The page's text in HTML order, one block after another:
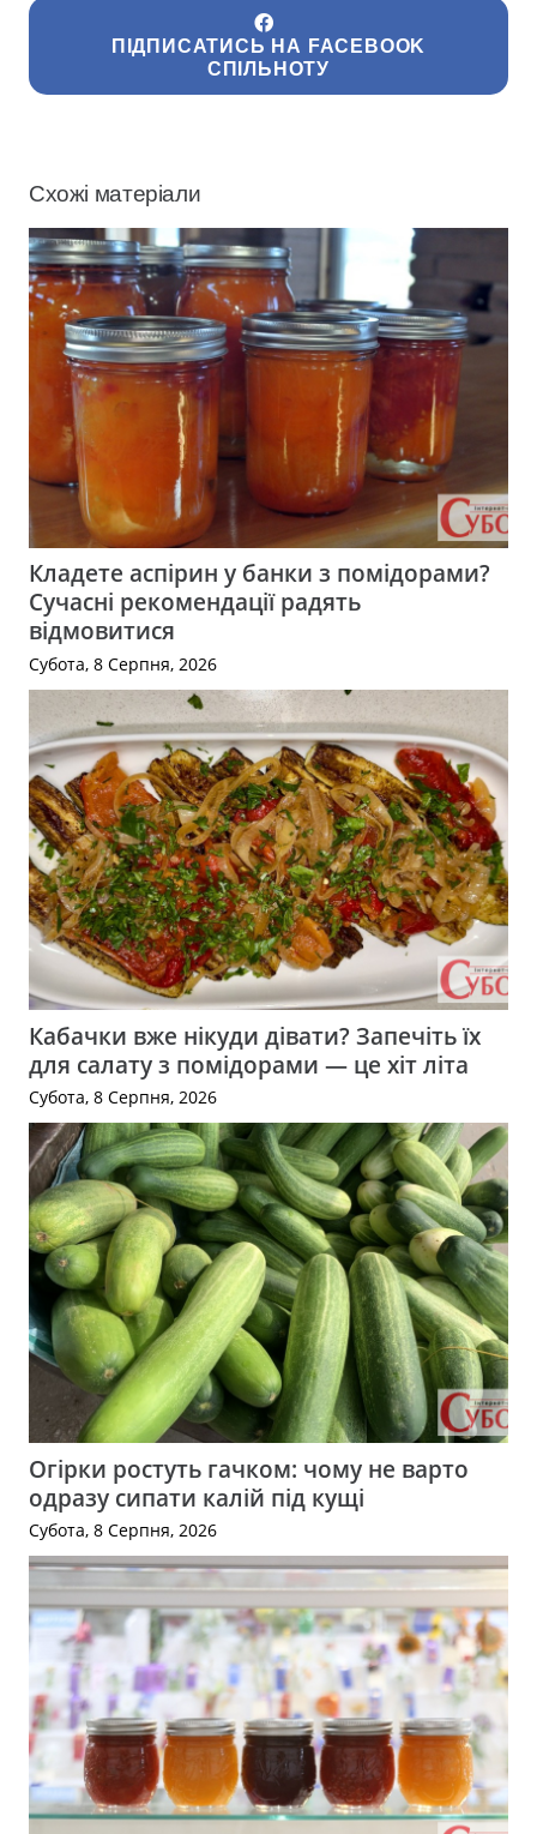
ПІДПИСАТИСЬ НА FACEBOOK
СПІЛЬНОТУ
Схожі матеріали
Кладете аспірин у банки з помідорами?
Сучасні рекомендації радять
відмовитися
Субота, 8 Серпня, 2026
Кабачки вже нікуди дівати? Запечіть їх
для салату з помідорами — це хіт літа
Субота, 8 Серпня, 2026
Огірки ростуть гачком: чому не варто
одразу сипати калій під кущі
Субота, 8 Серпня, 2026